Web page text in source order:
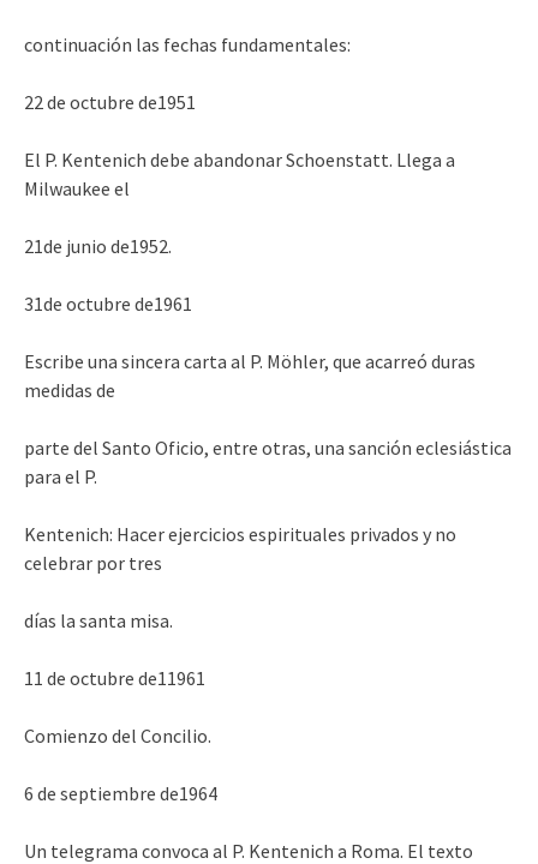
continuación las fechas fundamentales:
22 de octubre de1951
El P. Kentenich debe abandonar Schoenstatt. Llega a
Milwaukee el
21de junio de1952.
31de octubre de1961
Escribe una sincera carta al P. Möhler, que acarreó duras
medidas de
parte del Santo Oficio, entre otras, una sanción eclesiástica
para el P.
Kentenich: Hacer ejercicios espirituales privados y no
celebrar por tres
días la santa misa.
11 de octubre de11961
Comienzo del Concilio.
6 de septiembre de1964
Un telegrama convoca al P. Kentenich a Roma. El texto